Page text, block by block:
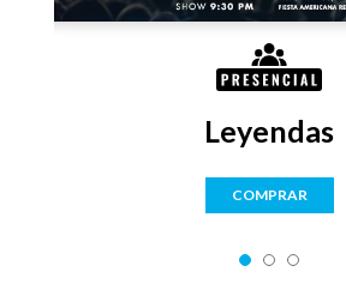
Leyendas
COMPRAR